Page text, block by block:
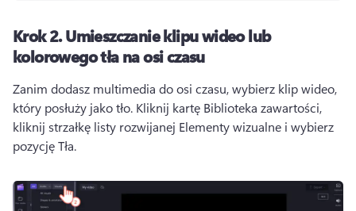
Krok 2.Umieszczanie klipu wideo lub
kolorowego tła na osi czasu
Zanim dodasz multimedia do osi czasu, wybierz klip wideo,
który posłuży jako tło. Kliknij kartę Biblioteka zawartości,
kliknij strzałkę listy rozwijanej Elementy wizualne i wybierz
pozycję Tła.